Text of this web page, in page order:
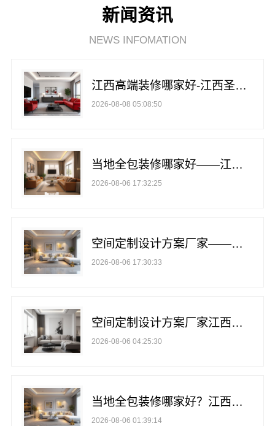
新闻资讯
NEWS INFOMATION
江西高端装修哪家好-江西圣匠新型环保材料有限公司
2026-08-08 05:08:50
当地全包装修哪家好——江西圣匠新型环保材料有限公司
2026-08-06 17:32:25
空间定制设计方案厂家——江西圣匠新型环保材料有限公司
2026-08-06 17:30:33
空间定制设计方案厂家江西圣匠新型环保材料有限公司
2026-08-06 04:25:30
当地全包装修哪家好？江西圣匠新型环保材料有限公司
2026-08-06 01:39:14